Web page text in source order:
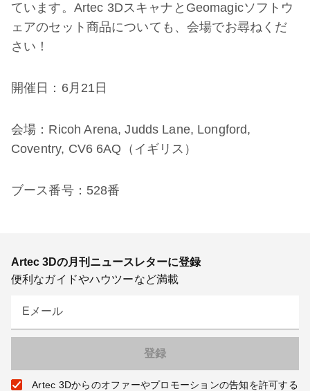
ています。Artec 3DスキャナとGeomagicソフトウ
ェアのセット商品についても、会場でお尋ねくだ
さい！
開催日：6月21日
会場：Ricoh Arena, Judds Lane, Longford,
Coventry, CV6 6AQ（イギリス）
ブース番号：528番
Artec 3Dの月刊ニュースレターに登録
便利なガイドやハウツーなど満載
Eメール
Artec 3Dからのオファーやプロモーションの告知を許可する